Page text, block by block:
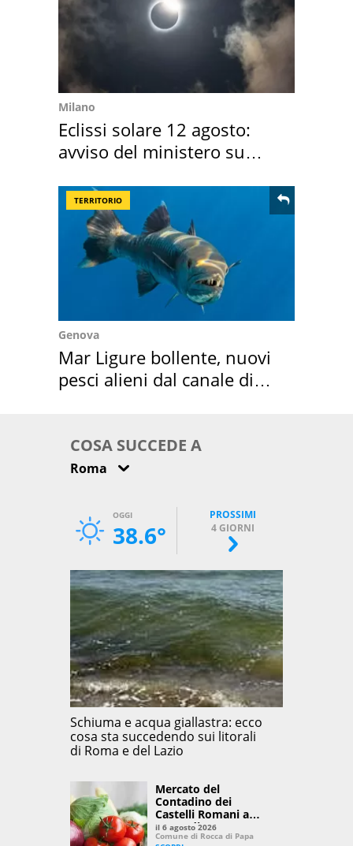
Milano
Eclissi solare 12 agosto:
avviso del ministero su
TERRITORIO
Genova
Mar Ligure bollente, nuovi
pesci alieni dal canale di